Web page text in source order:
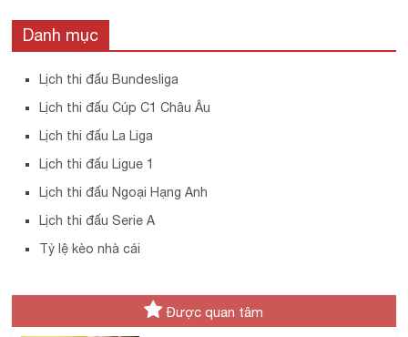
Danh mục
Lịch thi đấu Bundesliga
Lịch thi đấu Cúp C1 Châu Âu
Lịch thi đấu La Liga
Lịch thi đấu Ligue 1
Lịch thi đấu Ngoại Hạng Anh
Lịch thi đấu Serie A
Tỷ lệ kèo nhà cái
Được quan tâm